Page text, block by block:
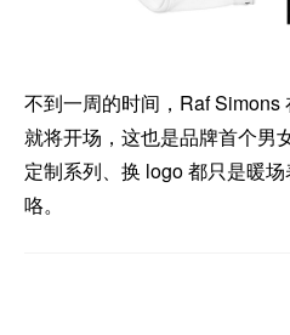
不到一周的时间，Raf
就将开场，这也是品牌首个男
定制系列、换 logo 都只是暖
咯。